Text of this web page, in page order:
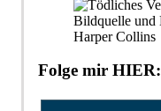
Bildquelle und
Harper Collins
Folge mir HIER: